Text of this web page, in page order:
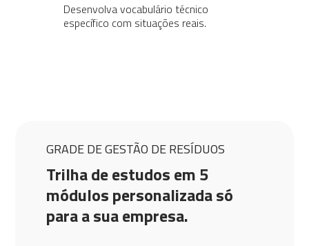
Desenvolva vocabulário técnico
específico com situações reais.
GRADE DE GESTÃO DE RESÍDUOS
Trilha de estudos em 5
módulos personalizada só
para a sua empresa.